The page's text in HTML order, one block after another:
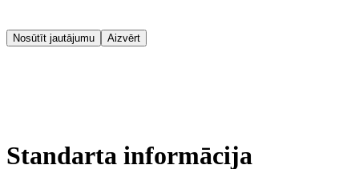
Nosūtīt jautājumu Aizvērt
Standarta informācija